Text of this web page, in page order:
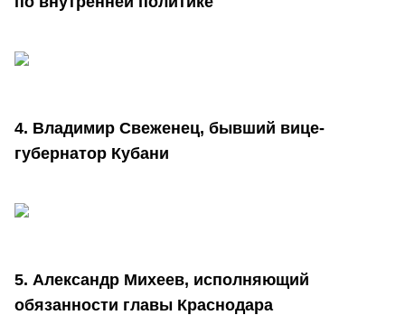
4. Владимир Свеженец, бывший вице-
губернатор Кубани
5. Александр Михеев, исполняющий
обязанности главы Краснодара